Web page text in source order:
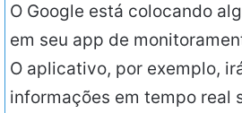
O Google está colocando
em seu app de
O aplicativo, por exemplo,
informações em tempo real